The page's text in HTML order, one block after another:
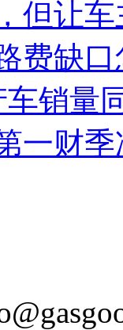
但让
费缺
销量
一财